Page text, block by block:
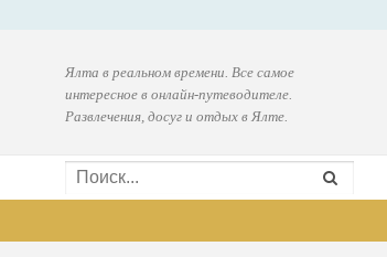
Ялта в реальном времени. Все самое
интересное в онлайн-путеводителе.
Развлечения, досуг и отдых в Ялте.